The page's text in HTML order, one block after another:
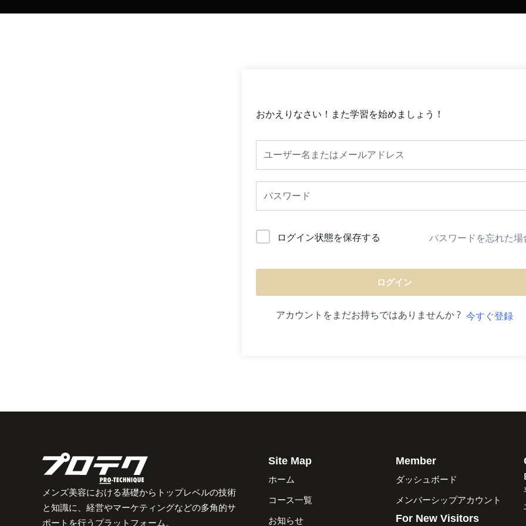
おかえりなさい！また学習を始めましょう！
ログイン状態を保存する パスワードを忘れた場
ログイン
アカウントをまだお持ちではありませんか ? 今すぐ登録
メンズ美容における基礎からトップレベルの技術
と知識に、経営やマーケティングなどの多角的サ
ポートを行うプラットフォーム。
Site Map
ホーム
コース一覧
お知らせ
Member
ダッシュボード
メンバーシップアカウント
For New Visitors